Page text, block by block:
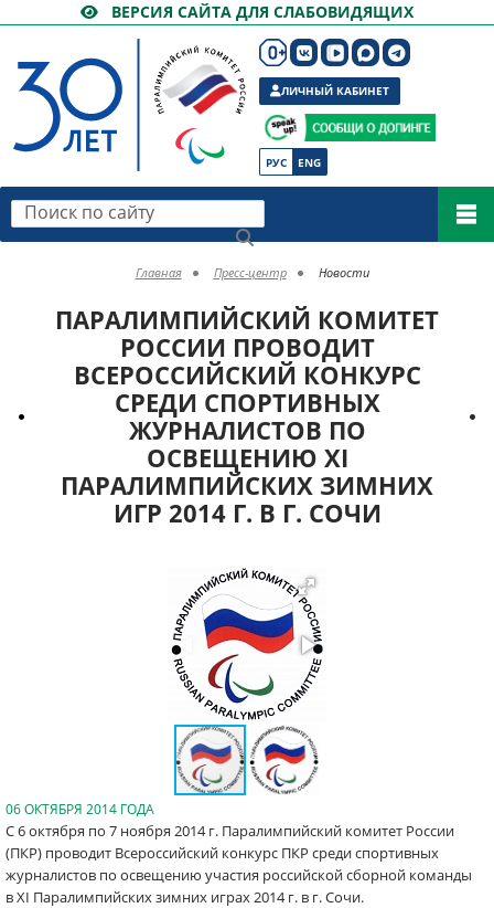
ВЕРСИЯ САЙТА ДЛЯ СЛАБОВИДЯЩИХ
РУС ENG
ЛИЧНЫЙ КАБИНЕТ
Поиск по сайту
Главная Пресс-центр Новости
ПАРАЛИМПИЙСКИЙ КОМИТЕТ
РОССИИ ПРОВОДИТ
ВСЕРОССИЙСКИЙ КОНКУРС
СРЕДИ СПОРТИВНЫХ
ЖУРНАЛИСТОВ ПО
ОСВЕЩЕНИЮ XI
ПАРАЛИМПИЙСКИХ ЗИМНИХ
ИГР 2014 Г. В Г. СОЧИ
06 ОКТЯБРЯ 2014 ГОДА
С 6 октября по 7 ноября 2014 г. Паралимпийский комитет России
(ПКР) проводит Всероссийский конкурс ПКР среди спортивных
журналистов по освещению участия российской сборной команды
вXI Паралимпийских зимних играх 2014 г. в г. Сочи.